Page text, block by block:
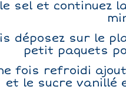
le sel et continuez
déposez sur le
petit paquets
fois refroidi
et le sucre vanillé